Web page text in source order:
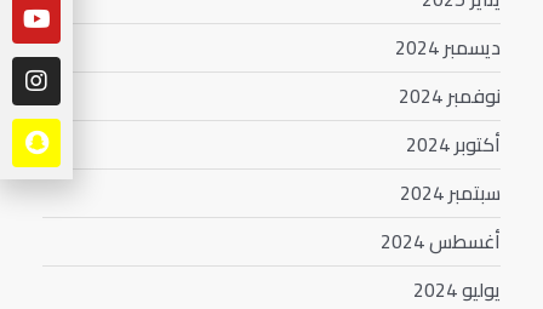
ديسمبر 2024
نوفمبر 2024
أكتوبر 2024
سبتمبر 2024
أغسطس 2024
يوليو 2024